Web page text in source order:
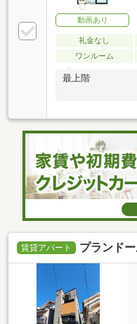
動画あり
礼金なし
ワンルーム
最上階
賃貸アパート プランド